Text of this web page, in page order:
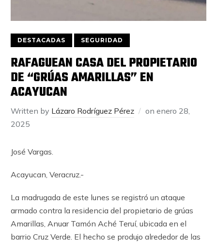
DESTACADAS SEGURIDAD
RAFAGUEAN CASA DEL PROPIETARIO
DE “GRÚAS AMARILLAS” EN
ACAYUCAN
Written by Lázaro Rodríguez Pérez onenero 28,
2025
José Vargas.
Acayucan, Veracruz.-
La madrugada de este lunes se registró un ataque
armado contra la residencia del propietario de grúas
Amarillas, Anuar Tamón Aché Teruí, ubicada en el
barrio Cruz Verde. El hecho se produjo alrededor de las